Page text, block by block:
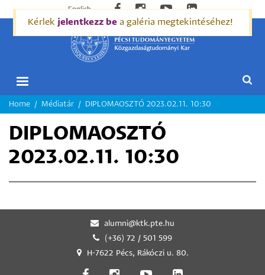
English
MORZSA
Home Médiatár DIPLOMAOSZTÓ 2023.02.11. 10:30
DIPLOMAOSZTÓ
2023.02.11. 10:30
Kérlek jelentkezz be a galéria megtekintéséhez!
alumni@ktk.pte.hu
(+36) 72 / 501 599
H-7622 Pécs, Rákóczi u. 80.